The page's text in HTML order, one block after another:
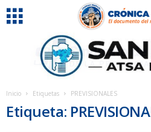
Inicio Etiquetas PREVISIONALES
Etiqueta: